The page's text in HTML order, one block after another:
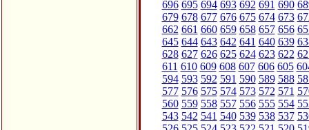
696 695 694 693 692 691 690
679 678 677 676 675 674 673
662 661 660 659 658 657 656
645 644 643 642 641 640 639
628 627 626 625 624 623 622
611 610 609 608 607 606 605
594 593 592 591 590 589 588
577 576 575 574 573 572 571
560 559 558 557 556 555 554
543 542 541 540 539 538 537